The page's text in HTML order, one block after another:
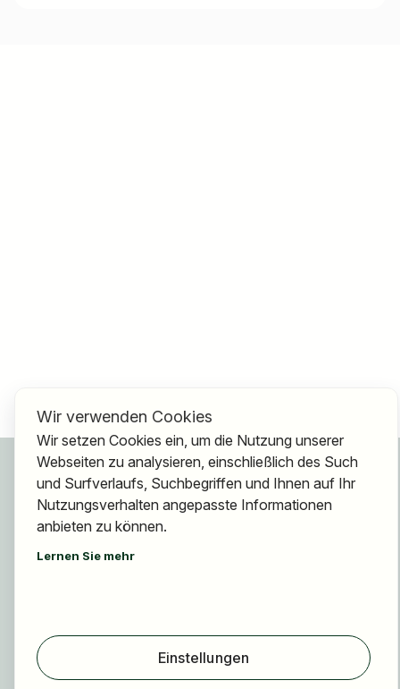
Für Bewerber
Jobs finden
Arbeitgeber finden
Registrierung
Über uns
Wir verwenden Cookies
Wir setzen Cookies ein, um die Nutzung unserer
Webseiten zu analysieren, einschließlich des Such
und Surfverlaufs, Suchbegriffen und Ihnen auf Ihr
Nutzungsverhalten angepasste Informationen
anbieten zu können.
Lernen Sie mehr
Einstellungen